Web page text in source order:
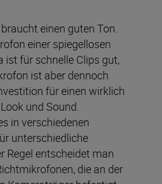
einen guten Ton.
einer spiegellosen
ist für schnelle Clips gut,
ist aber dennoch
für einen wirklich
und Sound.
in verschiedenen
unterschiedliche
Regel entscheidet man
die an der